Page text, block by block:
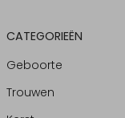
CATEGORIEËN
Geboorte
Trouwen